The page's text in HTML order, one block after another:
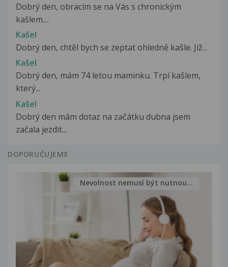
Dobrý den, obracím se na Vás s chronickým
kašlem....
Kašel
Dobrý den, chtěl bych se zeptat ohledně kašle. Již...
Kašel
Dobrý den, mám 74 letou maminku. Trpí kašlem,
který...
Kašel
Dobrý den mám dotaz na začátku dubna jsem
začala jezdit...
DOPORUČUJEME
Nevolnost nemusí být nutnou...